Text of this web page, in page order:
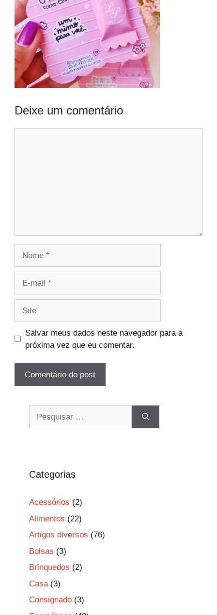
Deixe um comentário
Salvar meus dados neste navegador para a
próxima vez que eu comentar.
Categorias
Acessórios (2)
Alimentos (22)
Artigos diversos (76)
Bolsas (3)
Brinquedos (2)
Casa (3)
Consignado (3)